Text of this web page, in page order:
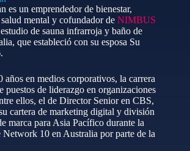
es un emprendedor de bienestar,
mental y cofundador de NIMBUS
de sauna infrarroja y baño de
que estableció con su esposa Su
años en medios corporativos, la carrera
puestos de liderazgo en organizaciones
ellos, el de Director Senior en CBS,
cartera de marketing digital y división
marca para Asia Pacífico durante la
Network 10 en Australia por parte de la